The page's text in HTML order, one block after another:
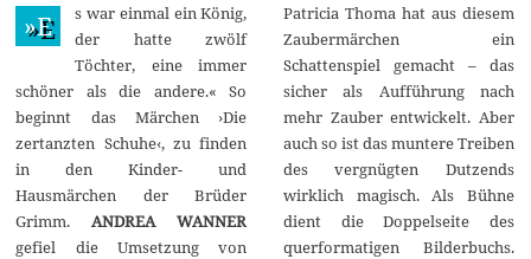
n
a
r
2
5
»E
s war einmal ein König,
der hatte zwölf
Töchter, eine immer
schöner als die andere.« So
beginnt das Märchen ›Die
zertanzten Schuhe‹, zu finden
in den Kinder- und
Hausmärchen der Brüder
Grimm. ANDREA WANNER
gefiel die Umsetzung von
Patricia Thoma hat aus diesem
Zaubermärchen ein
Schattenspiel gemacht – das
sicher als Aufführung nach
mehr Zauber entwickelt. Aber
auch so ist das muntere Treiben
des vergnügten Dutzends
wirklich magisch. Als Bühne
dient die Doppelseite des
querformatigen Bilderbuchs.